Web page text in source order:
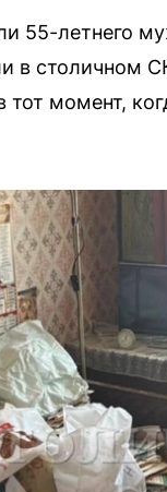
55-летнего
в столичном
тот момент,